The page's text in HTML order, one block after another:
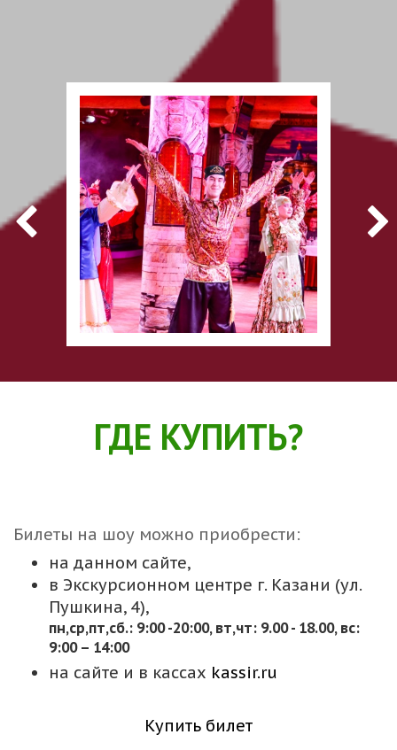
ГДЕ КУПИТЬ?
Билеты на шоу можно приобрести:
на данном сайте,
в Экскурсионном центре г. Казани (ул.
Пушкина, 4),
пн,cр,пт,сб.: 9:00 -20:00, вт,чт: 9.00 - 18.00, вс:
9:00 – 14:00
на сайте и в кассах kassir.ru
Купить билет